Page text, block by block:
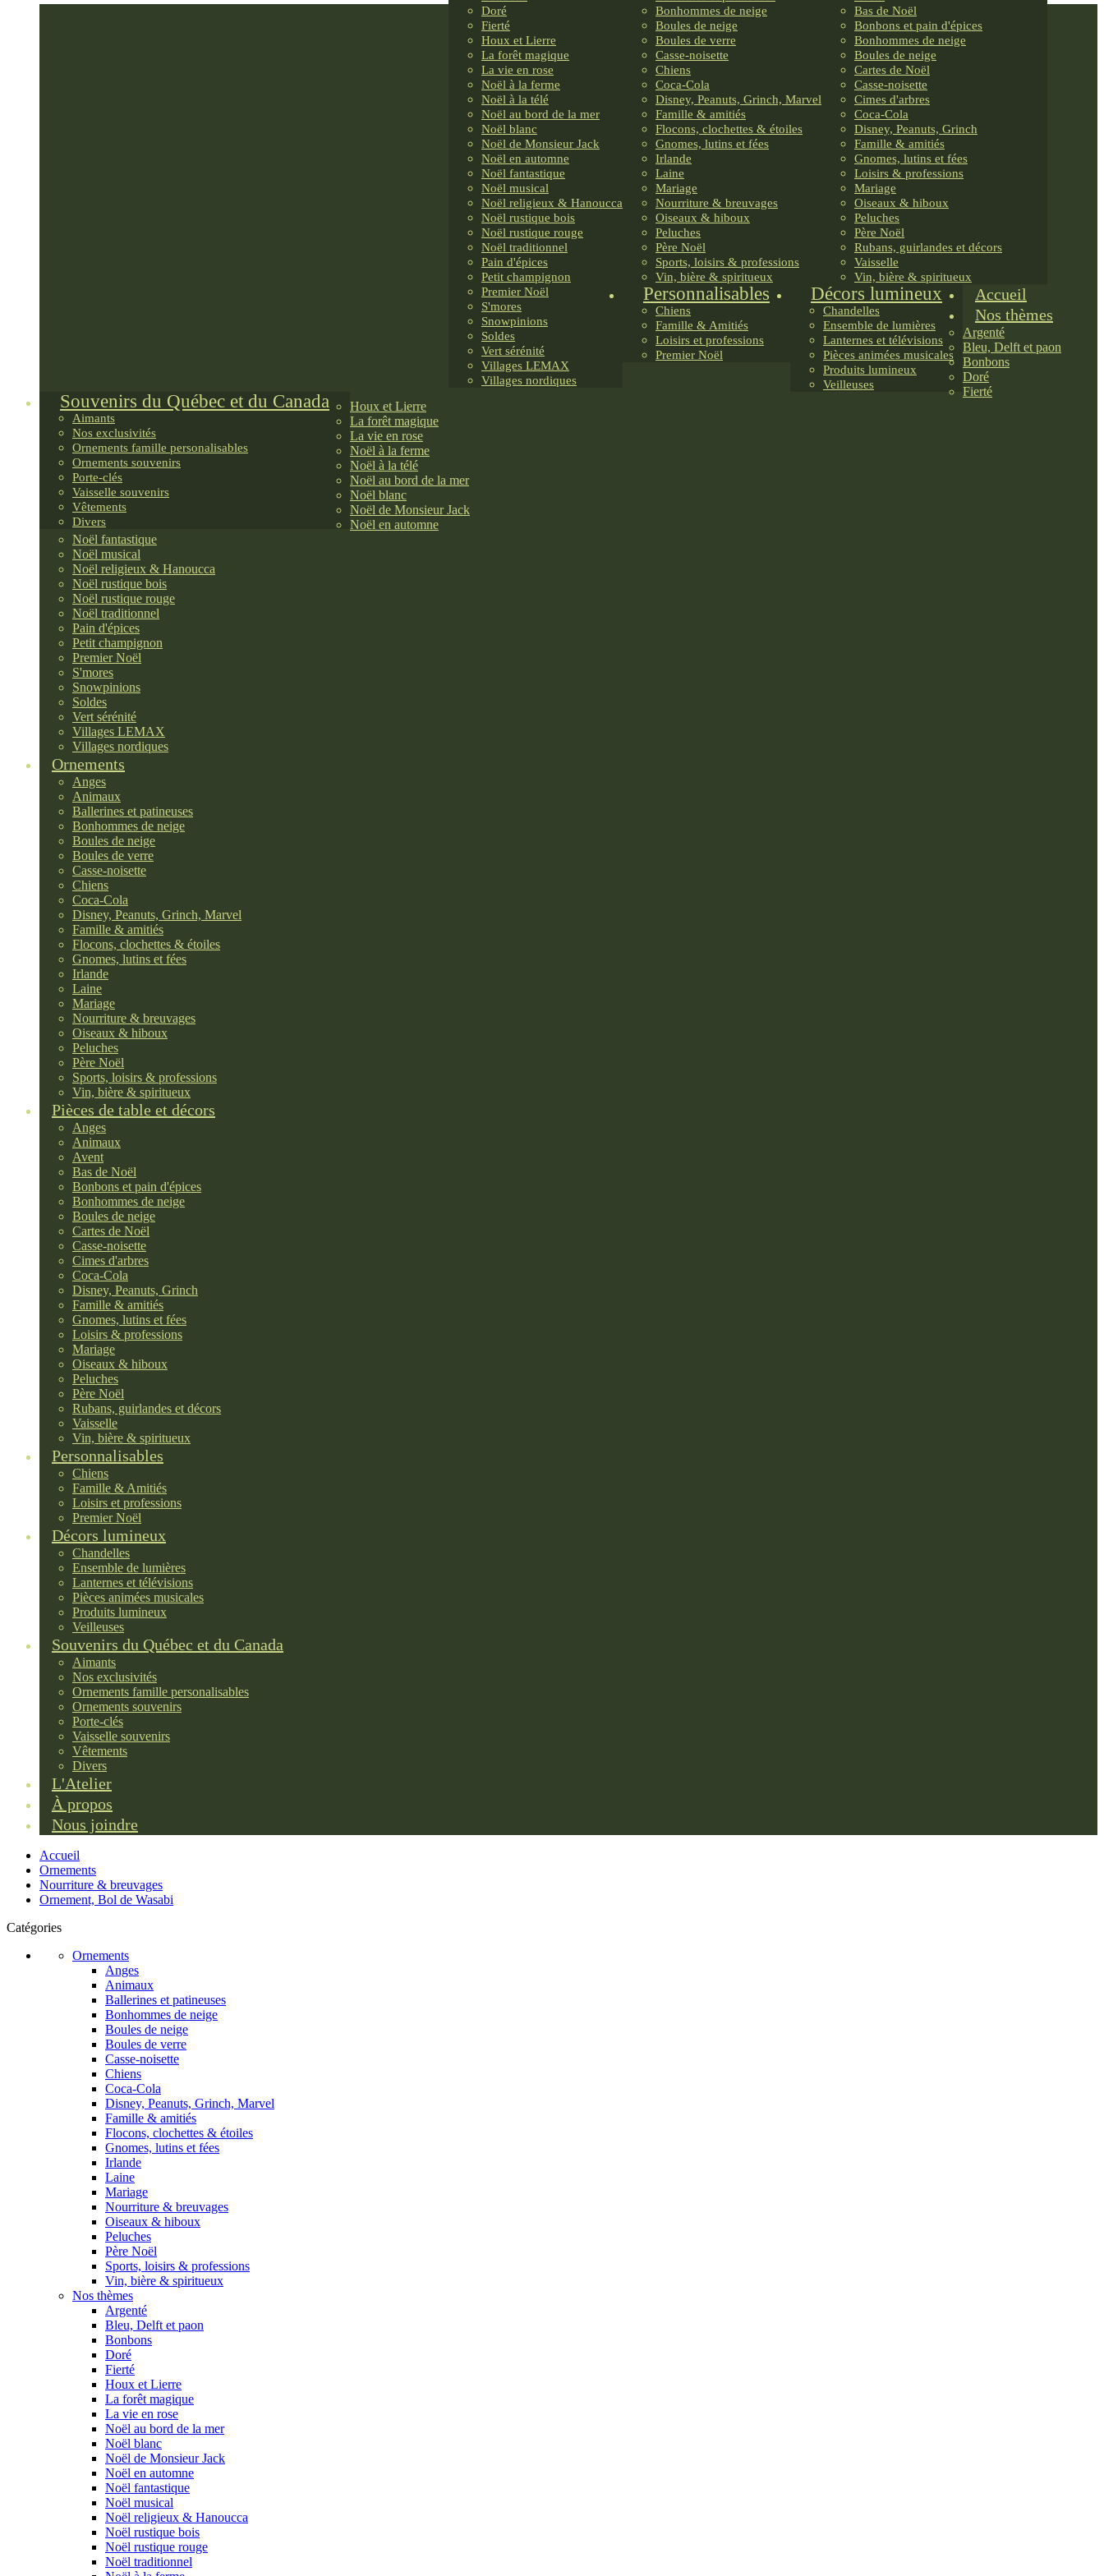
Doré
Fierté
Houx et Lierre
La forêt magique
La vie en rose
Noël à la ferme
Noël à la télé
Noël au bord de la mer
Noël blanc
Noël de Monsieur Jack
Noël en automne
Noël fantastique
Noël musical
Noël religieux & Hanoucca
Noël rustique bois
Noël rustique rouge
Noël traditionnel
Pain d'épices
Petit champignon
Premier Noël
S'mores
Snowpinions
Soldes
Vert sérénité
Villages LEMAX
Villages nordiques
Bonhommes de neige
Boules de neige
Boules de verre
Casse-noisette
Chiens
Coca-Cola
Disney, Peanuts, Grinch, Marvel
Famille & amitiés
Flocons, clochettes & étoiles
Gnomes, lutins et fées
Irlande
Laine
Mariage
Nourriture & breuvages
Oiseaux & hiboux
Peluches
Père Noël
Sports, loisirs & professions
Vin, bière & spiritueux
Bas de Noël
Bonbons et pain d'épices
Bonhommes de neige
Boules de neige
Cartes de Noël
Casse-noisette
Cimes d'arbres
Coca-Cola
Disney, Peanuts, Grinch
Famille & amitiés
Gnomes, lutins et fées
Loisirs & professions
Mariage
Oiseaux & hiboux
Peluches
Père Noël
Rubans, guirlandes et décors
Vaisselle
Vin, bière & spiritueux
Personnalisables
Chiens
Famille & Amitiés
Loisirs et professions
Premier Noël
Décors lumineux
Chandelles
Ensemble de lumières
Lanternes et télévisions
Pièces animées musicales
Produits lumineux
Veilleuses
Souvenirs du Québec et du Canada
Aimants
Nos exclusivités
Ornements famille personalisables
Ornements souvenirs
Porte-clés
Vaisselle souvenirs
Vêtements
Divers
Accueil
Nos thèmes
Argenté
Bleu, Delft et paon
Bonbons
Doré
Fierté
Houx et Lierre
La forêt magique
La vie en rose
Noël à la ferme
Noël à la télé
Noël au bord de la mer
Noël blanc
Noël de Monsieur Jack
Noël en automne
Noël fantastique
Noël musical
Noël religieux & Hanoucca
Noël rustique bois
Noël rustique rouge
Noël traditionnel
Pain d'épices
Petit champignon
Premier Noël
S'mores
Snowpinions
Soldes
Vert sérénité
Villages LEMAX
Villages nordiques
Ornements
Anges
Animaux
Ballerines et patineuses
Bonhommes de neige
Boules de neige
Boules de verre
Casse-noisette
Chiens
Coca-Cola
Disney, Peanuts, Grinch, Marvel
Famille & amitiés
Flocons, clochettes & étoiles
Gnomes, lutins et fées
Irlande
Laine
Mariage
Nourriture & breuvages
Oiseaux & hiboux
Peluches
Père Noël
Sports, loisirs & professions
Vin, bière & spiritueux
Pièces de table et décors
Anges
Animaux
Avent
Bas de Noël
Bonbons et pain d'épices
Bonhommes de neige
Boules de neige
Cartes de Noël
Casse-noisette
Cimes d'arbres
Coca-Cola
Disney, Peanuts, Grinch
Famille & amitiés
Gnomes, lutins et fées
Loisirs & professions
Mariage
Oiseaux & hiboux
Peluches
Père Noël
Rubans, guirlandes et décors
Vaisselle
Vin, bière & spiritueux
Personnalisables
Chiens
Famille & Amitiés
Loisirs et professions
Premier Noël
Décors lumineux
Chandelles
Ensemble de lumières
Lanternes et télévisions
Pièces animées musicales
Produits lumineux
Veilleuses
Souvenirs du Québec et du Canada
Aimants
Nos exclusivités
Ornements famille personalisables
Ornements souvenirs
Porte-clés
Vaisselle souvenirs
Vêtements
Divers
L'Atelier
À propos
Nous joindre
Accueil
Ornements
Nourriture & breuvages
Ornement, Bol de Wasabi
Catégories
Nos thèmes
Argenté
Bleu, Delft et paon
Bonbons
Doré
Fierté
Houx et Lierre
La forêt magique
La vie en rose
Noël au bord de la mer
Noël blanc
Noël de Monsieur Jack
Noël en automne
Noël fantastique
Noël musical
Noël religieux & Hanoucca
Noël rustique bois
Noël rustique rouge
Noël traditionnel
Ornements
Anges
Animaux
Ballerines et patineuses
Bonhommes de neige
Boules de neige
Boules de verre
Casse-noisette
Chiens
Coca-Cola
Disney, Peanuts, Grinch, Marvel
Famille & amitiés
Flocons, clochettes & étoiles
Gnomes, lutins et fées
Irlande
Laine
Mariage
Nourriture & breuvages
Oiseaux & hiboux
Peluches
Père Noël
Sports, loisirs & professions
Vin, bière & spiritueux